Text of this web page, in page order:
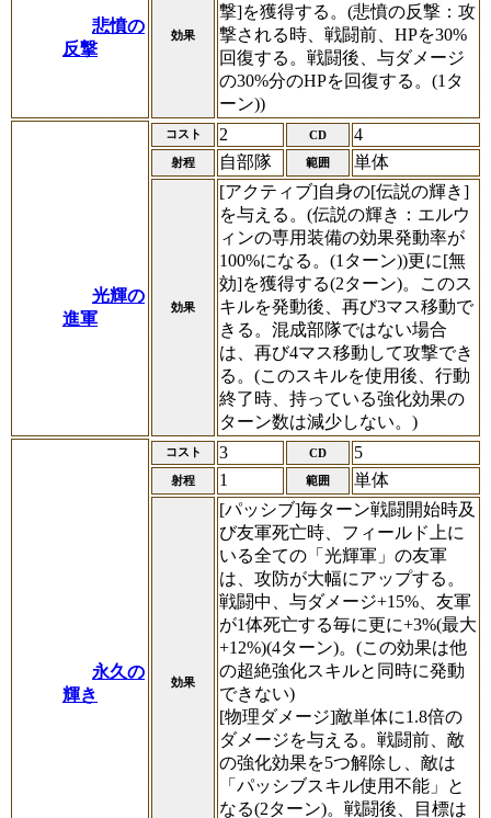
悲憤の
反撃
効果
撃]を獲得する。(悲憤の反撃：攻
撃される時、戦闘前、HPを30%
回復する。戦闘後、与ダメージ
の30%分のHPを回復する。(1タ
ーン))
光輝の
進軍
コスト 2 CD 4
射程 自部隊 範囲 単体
効果
[アクティブ]自身の[伝説の輝き]
を与える。(伝説の輝き：エルウ
ィンの専用装備の効果発動率が
100%になる。(1ターン))更に[無
効]を獲得する(2ターン)。このス
キルを発動後、再び3マス移動で
きる。混成部隊ではない場合
は、再び4マス移動して攻撃でき
る。(このスキルを使用後、行動
終了時、持っている強化効果の
ターン数は減少しない。)
永久の
輝き
コスト 3 CD 5
射程 1 範囲 単体
効果
[パッシブ]毎ターン戦闘開始時及
び友軍死亡時、フィールド上に
いる全ての「光輝軍」の友軍
は、攻防が大幅にアップする。
戦闘中、与ダメージ+15%、友軍
が1体死亡する毎に更に+3%(最大
+12%)(4ターン)。(この効果は他
の超絶強化スキルと同時に発動
できない)
[物理ダメージ]敵単体に1.8倍の
ダメージを与える。戦闘前、敵
の強化効果を5つ解除し、敵は
「パッシブスキル使用不能」と
なる(2ターン)。戦闘後、目標は